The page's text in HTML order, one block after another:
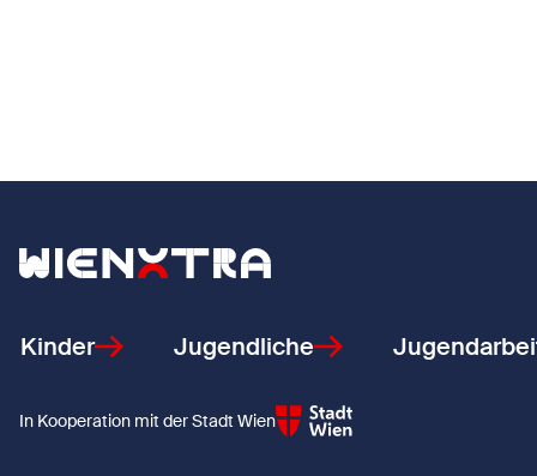
Zurück zur Startseite
Kinder Jugendliche
In Kooperation mit der Stadt Wien